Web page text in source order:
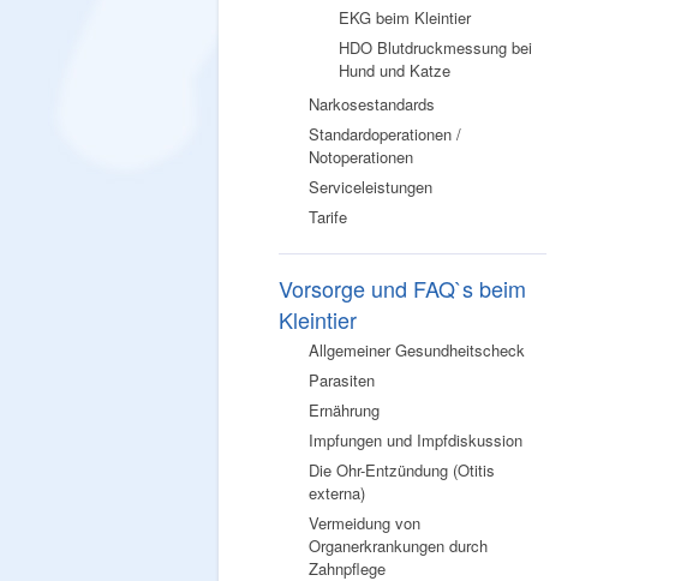
EKG beim Kleintier
HDO Blutdruckmessung bei
Hund und Katze
Narkosestandards
Standardoperationen /
Notoperationen
Serviceleistungen
Tarife
Vorsorge und FAQ`s beim
Kleintier
Allgemeiner Gesundheitscheck
Parasiten
Ernährung
Impfungen und Impfdiskussion
Die Ohr-Entzündung (Otitis
externa)
Vermeidung von
Organerkrankungen durch
Zahnpflege